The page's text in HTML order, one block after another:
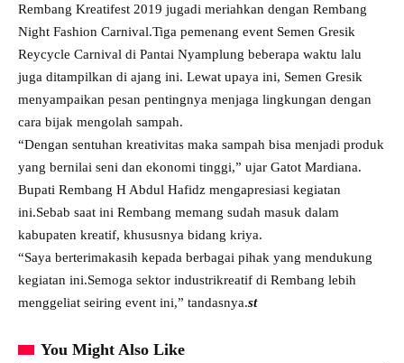
Rembang Kreatifest 2019 jugadi meriahkan dengan Rembang
Night Fashion Carnival.Tiga pemenang event Semen Gresik
Reycycle Carnival di Pantai Nyamplung beberapa waktu lalu
juga ditampilkan di ajang ini. Lewat upaya ini, Semen Gresik
menyampaikan pesan pentingnya menjaga lingkungan dengan
cara bijak mengolah sampah.
“Dengan sentuhan kreativitas maka sampah bisa menjadi produk
yang bernilai seni dan ekonomi tinggi,” ujar Gatot Mardiana.
Bupati Rembang H Abdul Hafidz mengapresiasi kegiatan
ini.Sebab saat ini Rembang memang sudah masuk dalam
kabupaten kreatif, khususnya bidang kriya.
“Saya berterimakasih kepada berbagai pihak yang mendukung
kegiatan ini.Semoga sektor industrikreatif di Rembang lebih
menggeliat seiring event ini,” tandasnya.st
You Might Also Like